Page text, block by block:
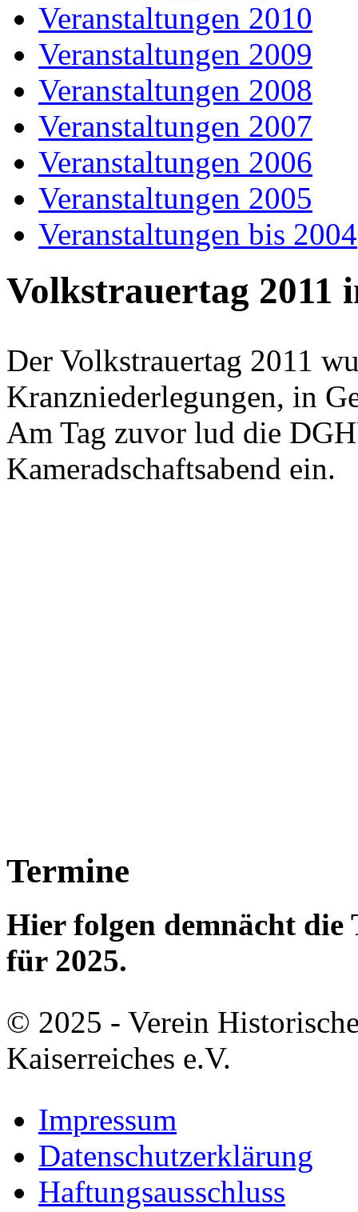
Veranstaltungen 2010
Veranstaltungen 2009
Veranstaltungen 2008
Veranstaltungen 2007
Veranstaltungen 2006
Veranstaltungen 2005
Veranstaltungen bis 2004
Volkstrauertag 2011
Der Volkstrauertag 2011
Kranzniederlegungen, in
Am Tag zuvor lud die
Kameradschaftsabend ein.
Termine
Hier folgen demnächt
für 2025.
© 2025 - Verein
Kaiserreiches e.V.
Impressum
Datenschutzerklärung
Haftungsausschluss